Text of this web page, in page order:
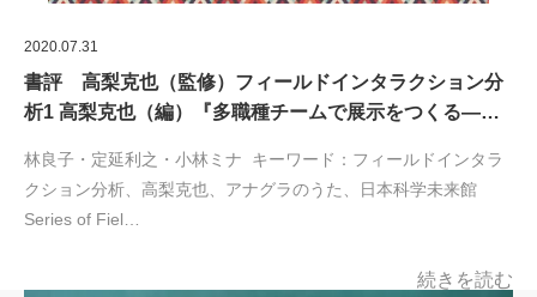
2020.07.31
書評 高梨克也（監修）フィールドインタラクション分
析1 高梨克也（編）『多職種チームで展示をつくる―…
林良子・定延利之・小林ミナ キーワード：フィールドインタラ
クション分析、高梨克也、アナグラのうた、日本科学未来館
Series of Fiel…
続きを読む